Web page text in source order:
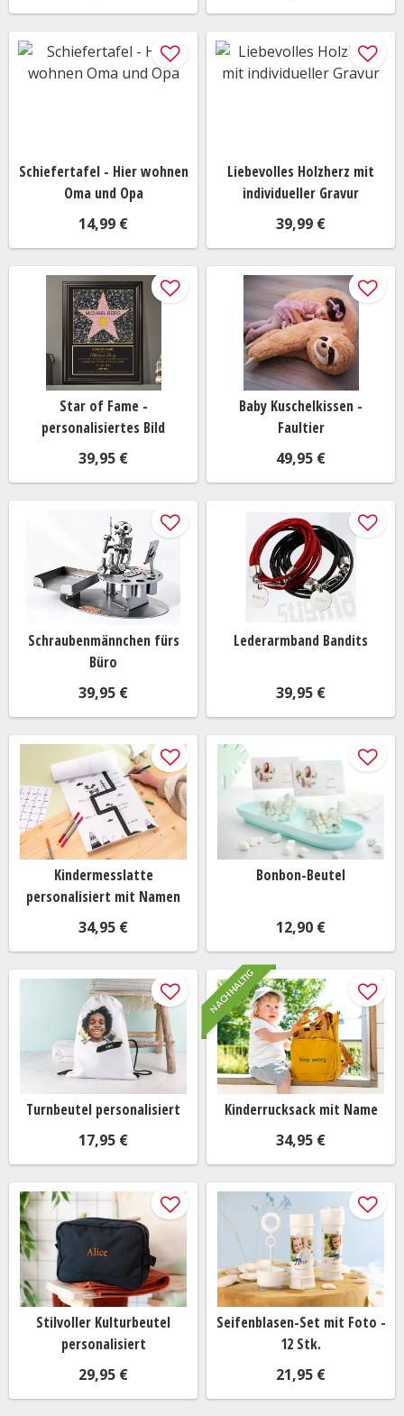
Schiefertafel - Hier wohnen
Oma und Opa
14,99 €
Liebevolles Holzherz mit
individueller Gravur
39,99 €
Star of Fame -
personalisiertes Bild
39,95 €
Baby Kuschelkissen -
Faultier
49,95 €
Schraubenmännchen fürs
Büro
39,95 €
Lederarmband Bandits
39,95 €
Kindermesslatte
personalisiert mit Namen
34,95 €
Bonbon-Beutel
12,90 €
Turnbeutel personalisiert
17,95 €
NACHHALTIG
Kinderrucksack mit Name
34,95 €
Stilvoller Kulturbeutel
personalisiert
29,95 €
Seifenblasen-Set mit Foto -
12 Stk.
21,95 €